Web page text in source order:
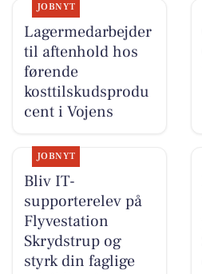
JOBNYT
Lagermedarbejder
til aftenhold hos
førende
kosttilskudsprodu
cent i Vojens
JOBNYT
Bliv IT-
supporterelev på
Flyvestation
Skrydstrup og
styrk din faglige